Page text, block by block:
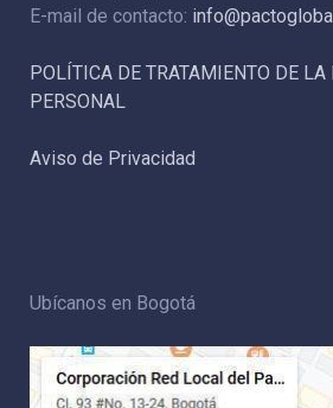
E-mail de contacto:
POLÍTICA DE TRATAMIENTO DE
PERSONAL
Aviso de Privacidad
Ubícanos en Bogotá